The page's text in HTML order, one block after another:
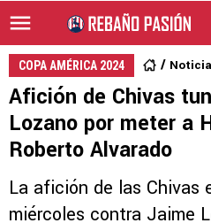
COPA AMÉRICA 2024
Afición de Chivas
Lozano por meter a
Roberto Alvarado
La afición de las Chivas
miércoles contra Jaime